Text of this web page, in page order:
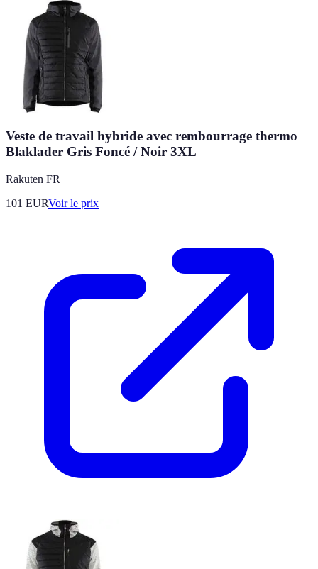
Veste de travail hybride avec rembourrage thermo
Blaklader Gris Foncé / Noir 3XL
Rakuten FR
101 EURVoir le prix